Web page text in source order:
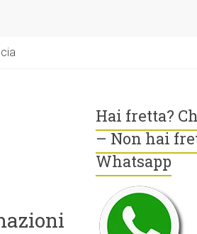
Hai fretta?
– Non hai
Whatsapp